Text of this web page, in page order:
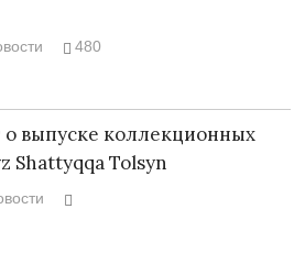
480
выпуске коллекционных
Shattyqqa Tolsyn